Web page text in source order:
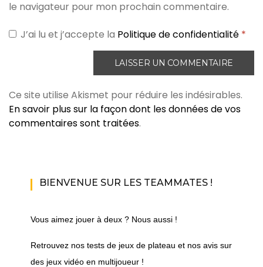
le navigateur pour mon prochain commentaire.
J’ai lu et j’accepte la Politique de confidentialité *
Ce site utilise Akismet pour réduire les indésirables.
En savoir plus sur la façon dont les données de vos
commentaires sont traitées.
BIENVENUE SUR LES TEAMMATES !
Vous aimez jouer à deux ? Nous aussi !
Retrouvez nos tests de jeux de plateau et nos avis sur
des jeux vidéo en multijoueur !